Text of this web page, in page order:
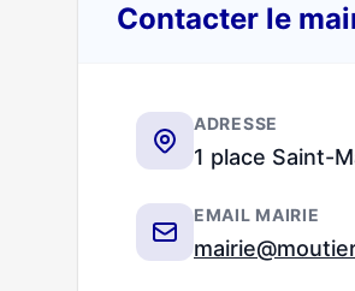
Contacter le
ADRESSE
1 place Saint-
EMAIL MAIRIE